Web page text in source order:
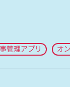
管理アプリ オ